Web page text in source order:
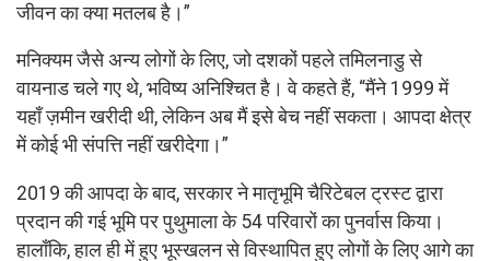
जीवन का क्या मतलब है।”
मनिक्यम जैसे अन्य लोगों के लिए, जो दशकों पहले तमिलनाडु से
वायनाड चले गए थे, भविष्य अनिश्चित है। वे कहते हैं, “मैंने 1999 में
यहाँ ज़मीन खरीदी थी, लेकिन अब मैं इसे बेच नहीं सकता। आपदा क्षेत्र
में कोई भी संपत्ति नहीं खरीदेगा।”
2019 की आपदा के बाद, सरकार ने मातृभूमि चैरिटेबल ट्रस्ट द्वारा
प्रदान की गई भूमि पर पुथुमाला के 54 परिवारों का पुनर्वास किया।
हालाँकि, हाल ही में हुए भूस्खलन से विस्थापित हुए लोगों के लिए आगे का